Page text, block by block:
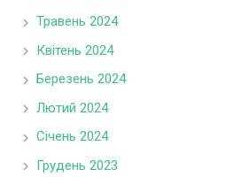
Травень 2024
Квітень 2024
Березень 2024
Лютий 2024
Січень 2024
Грудень 2023